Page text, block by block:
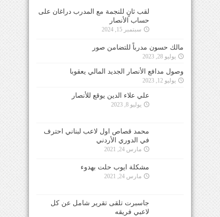
لقب ثانٍ للنجمة مع المدرب دراغان على
حساب الأنصار
سبتمبر 15, 2024
مالك حسون مدرباً للتضامن صور
يوليو 28, 2023
وصول مدافع الأنصار الجديد المالي يعقوبا
يوليو 12, 2023
علي علاء الدين يوقع للأنصار
يوليو 8, 2023
محمد قصاص اول لاعب لبناني احترف
في الدوري الأردني
مارس 24, 2021
مشكلة ايوب حلت بهدوء
مارس 24, 2021
جاسبرت تلقى تقرير شامل عن كل
لاعبي فريقه